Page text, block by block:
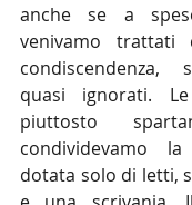
anche se a
venivamo trattati
condiscendenza,
quasi ignorati.
piuttosto
condividevamo
dotata solo di letti,